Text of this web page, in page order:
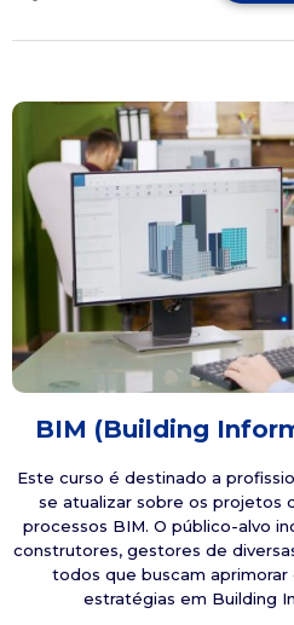
BIM (Building
Este curso é destinado a
se atualizar sobre os projetos
processos BIM. O público-alvo
construtores, gestores de
todos que buscam aprimorar
estratégias em Building